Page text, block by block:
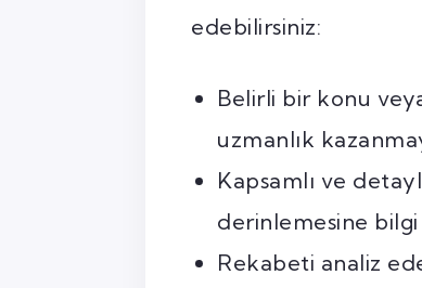
edebilirsiniz:
Belirli bir konu
uzmanlık
Kapsamlı ve
derinlemesine bilgi
Rekabeti analiz